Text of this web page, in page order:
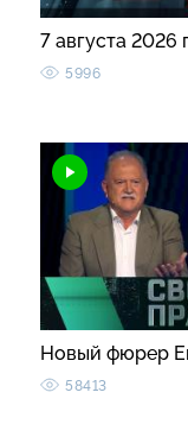
7 августа 2026
5996
Новый фюрер
58413